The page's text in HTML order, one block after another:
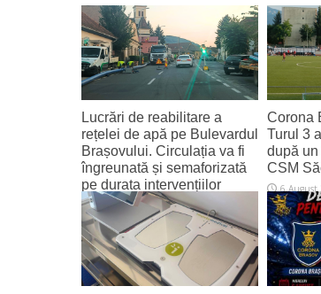
Lucrări de reabilitare a
rețelei de apă pe Bulevardul
Brașovului. Circulația va fi
îngreunată și semaforizată
pe durata intervențiilor
6 August 2026
Corona
Turul 3
după
CSM
6 August